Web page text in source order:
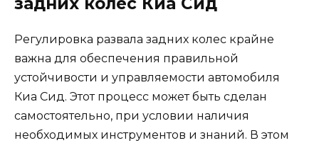
Регулировка развала задних колес крайне
важна для обеспечения правильной
устойчивости и управляемости автомобиля
Киа Сид. Этот процесс может быть сделан
самостоятельно, при условии наличия
необходимых инструментов и знаний. В этом